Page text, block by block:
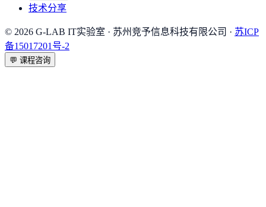
技术分享
© 2026 G-LAB IT实验室 · 苏州竞予信息科技有限公司 · 苏ICP
备15017201号-2
💬 课程咨询